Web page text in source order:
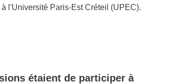
l'Université Paris-Est Créteil (UPEC).
étaient de participer à